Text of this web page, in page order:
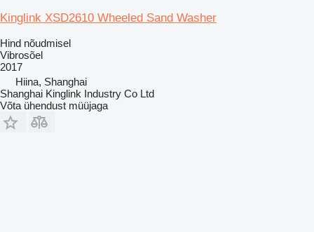
Kinglink XSD2610 Wheeled Sand Washer
Hind nõudmisel
Vibrosõel
2017
Hiina, Shanghai
Shanghai Kinglink Industry Co Ltd
Võta ühendust müüjaga